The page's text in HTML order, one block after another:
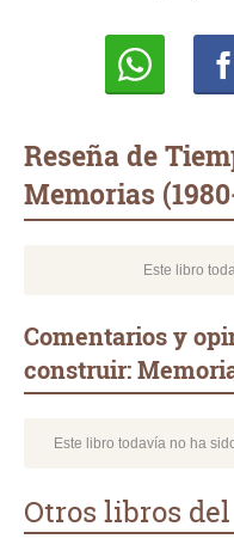
Reseña de
Memorias
Este libro
Comentarios y
construir:
Este libro todavía no ha
Otros libros